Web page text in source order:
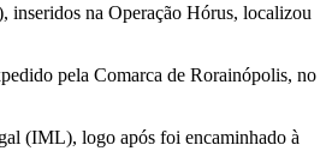
inseridos na Operação Hórus, localizou
pela Comarca de Rorainópolis, no
(IML), logo após foi encaminhado à